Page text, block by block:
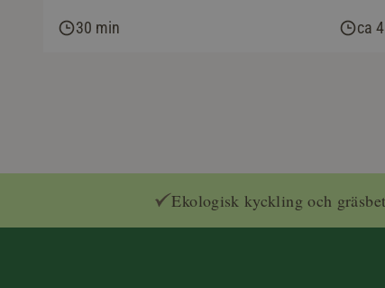
30 min ca
Ekologisk kyckling och